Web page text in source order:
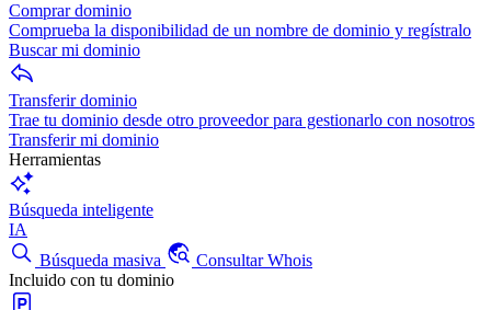
Comprar dominio
Comprueba la disponibilidad de un nombre de dominio y regístralo
Buscar mi dominio
Transferir dominio
Trae tu dominio desde otro proveedor para gestionarlo con nosotros
Transferir mi dominio
Herramientas
Búsqueda inteligente
IA
Búsqueda masiva
Consultar Whois
Incluido con tu dominio